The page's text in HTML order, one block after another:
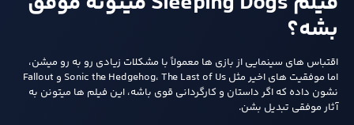
بشه؟
اقتباس‌ های سینمایی از بازی‌ ها معمولاً با مشکلات زیادی رو به‌ رو میشن،
اما موفقیت‌ های اخیر مثل Sonic the Hedgehog، The Last of Us و Fallout
نشون داده که اگر داستان و کارگردانی قوی باشه، این فیلم‌ ها میتونن به
آثار موفقی تبدیل بشن.